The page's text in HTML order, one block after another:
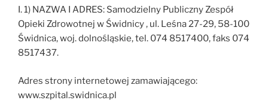
I. 1) NAZWA I ADRES: Samodzielny Publiczny Zespół
Opieki Zdrowotnej w Świdnicy , ul. Leśna 27-29, 58-100
Świdnica, woj. dolnośląskie, tel. 074 8517400, faks 074
8517437.
Adres strony internetowej zamawiającego:
www.szpital.swidnica.pl